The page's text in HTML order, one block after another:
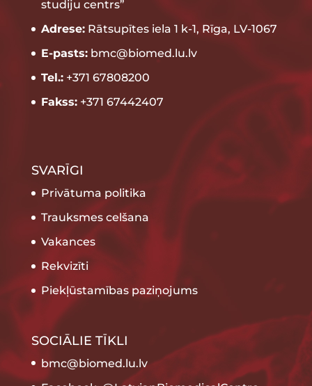
studiju centrs”
Adrese:Rātsupītes iela 1 k-1, Rīga, LV-1067
E-pasts:bmc@biomed.lu.lv
Tel.:+371 67808200
Fakss:+371 67442407
SVARĪGI
Privātuma politika
Trauksmes celšana
Vakances
Rekvizīti
Piekļūstamības paziņojums
SOCIĀLIE TĪKLI
bmc@biomed.lu.lv